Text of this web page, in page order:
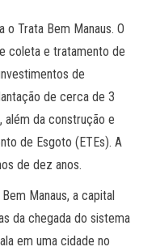
Trata Bem Manaus. O
coleta e tratamento de
de
de cerca de 3
da construção e
de Esgoto (ETEs). A
de dez anos.
Manaus, a capital
da chegada do sistema
em uma cidade no